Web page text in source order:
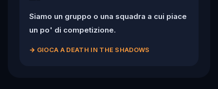
Siamo un gruppo o una squadra a cui piace
un po' di competizione.
→ GIOCA A DEATH IN THE SHADOWS